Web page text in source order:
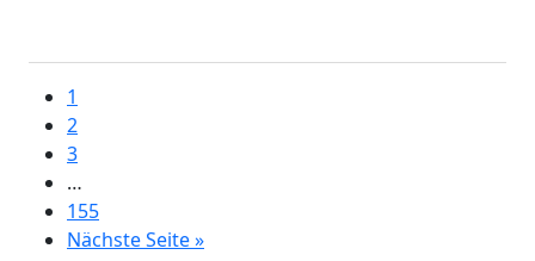
1
2
3
…
155
Nächste Seite »